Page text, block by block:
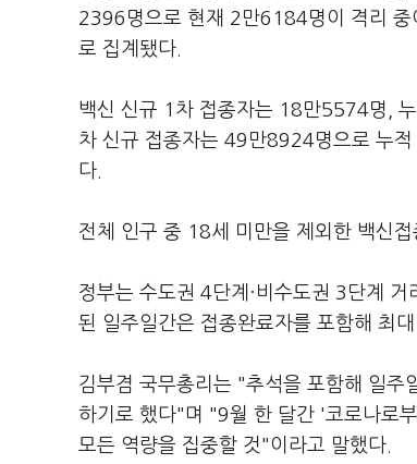
2396명으로 현재 2만6184명이 격리
로 집계됐다.
백신 신규 1차 접종자는 18만5574명,
차 신규 접종자는 49만8924명으로 누
다.
전체 인구 중 18세 미만을 제외한 백신
정부는 수도권 4단계·비수도권 3단계
된 일주일간은 접종완료자를 포함해 최
김부겸 국무총리는 "추석을 포함해 일주
하기로 했다"며 "9월 한 달간 '코로나로
모든 역량을 집중할 것"이라고 말했다.